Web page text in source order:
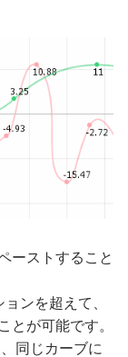
ーストすること
ンを超えて、
とが可能です。
同じカーブに